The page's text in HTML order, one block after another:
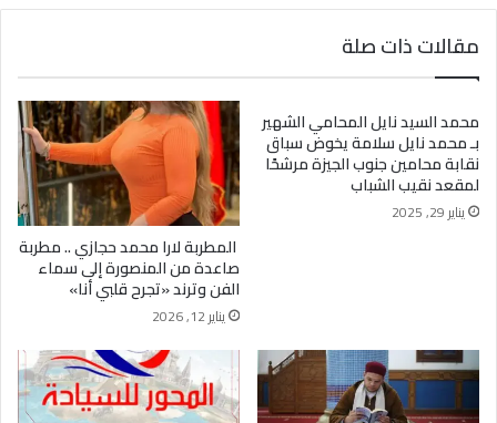
محمود ياسر زغلول.. رحلة شاب طموح جمع بين
تطوير الأعمال وريادة المشروعات وبناء العلامات
التجارية
مقالات ذات صلة
محمد السيد نايل المحامي الشهير
بـ محمد نايل سلامة يخوض سباق
نقابة محامين جنوب الجيزة مرشحًا
لمقعد نقيب الشباب
يناير 29, 2025
المطربة لارا محمد حجازي .. مطربة
صاعدة من المنصورة إلى سماء
الفن وترند «تجرح قلبي أنا»
يناير 12, 2026